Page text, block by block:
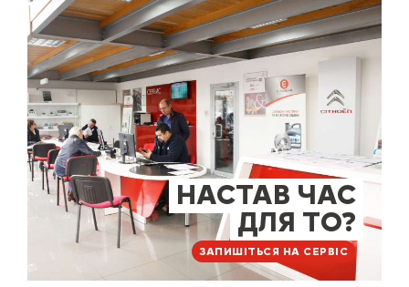
НАСТАВ ЧАС
ДЛЯ ТО?
ЗАПИШІТЬСЯ НА СЕРВІС